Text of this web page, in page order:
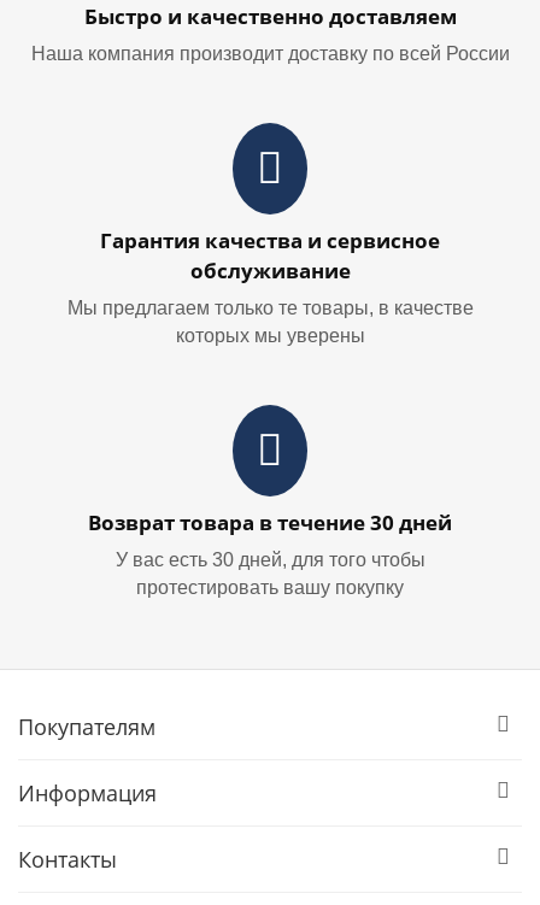
Быстро и качественно доставляем
Наша компания производит доставку по всей России
Гарантия качества и сервисное
обслуживание
Мы предлагаем только те товары, в качестве
которых мы уверены
Возврат товара в течение 30 дней
У вас есть 30 дней, для того чтобы
протестировать вашу покупку
Покупателям
Информация
Контакты